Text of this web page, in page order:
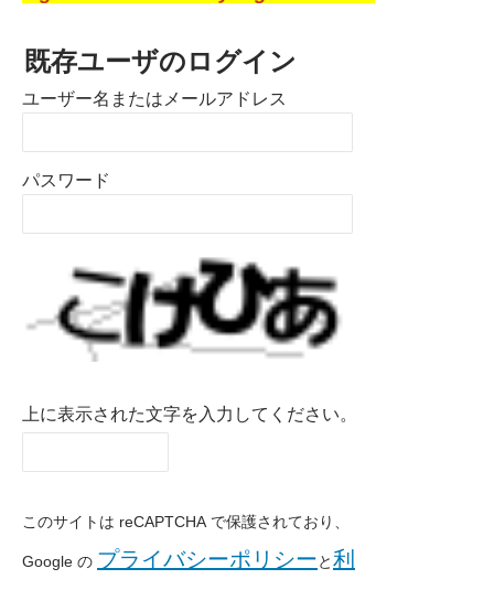
既存ユーザのログイン
ユーザー名またはメールアドレス
パスワード
上に表示された文字を入力してください。
このサイトは reCAPTCHA で保護されており、
Google の プライバシーポリシー と 利